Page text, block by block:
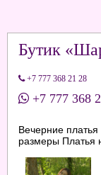
Бутик
+7 777 368 21 28
+7 777 368
Вечерние
размеры Платья